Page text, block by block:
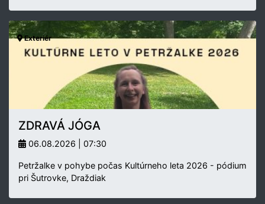
Exteriér
ZDRAVÁ JÓGA
06.08.2026 | 07:30
Petržalke v pohybe počas Kultúrneho leta 2026 - pódium
pri Šutrovke, Draždiak